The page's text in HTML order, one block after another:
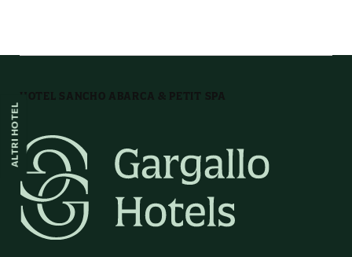
HOTEL SANCHO ABARCA & PETIT SPA
ALTRI HOTEL